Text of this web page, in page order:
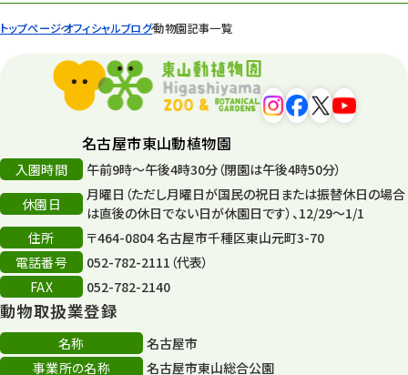
トップページオフィシャルブログ動物園記事一覧
平和公園
森のとこやさん
再生
再生フォーラム
80周年
その他
名古屋市東山動植物園
入園時間
午前9時～午後4時30分（閉園は午後4時50分）
休園日
月曜日（ただし月曜日が国民の祝日または振替休日の場合
は直後の休日でない日が休園日です）、12/29～1/1
住所
〒464-0804 名古屋市千種区東山元町3-70
電話番号
052-782-2111（代表）
FAX
052-782-2140
動物取扱業登録
名称
名古屋市
事業所の名称
名古屋市東山総合公園